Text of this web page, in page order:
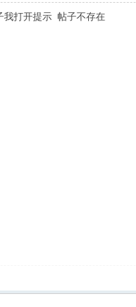
我打开提示 帖子不存在